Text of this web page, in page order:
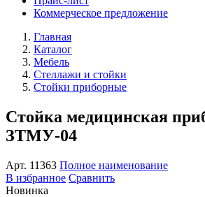
Коммерческое предложение
Главная
Каталог
Мебель
Стеллажи и стойки
Стойки приборные
Стойка медицинская
ЗТМУ-04
Арт. 11363 Полное наименование
В избранное Сравнить
Новинка